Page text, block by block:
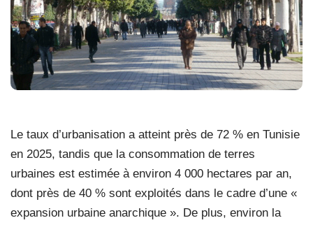
Le taux d’urbanisation a atteint près de 72 % en Tunisie
en 2025, tandis que la consommation de terres
urbaines est estimée à environ 4 000 hectares par an,
dont près de 40 % sont exploités dans le cadre d’une «
expansion urbaine anarchique ». De plus, environ la